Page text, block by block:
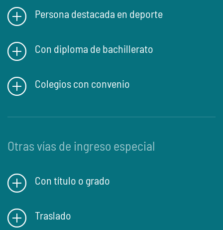
Persona destacada en deporte
Con diploma de bachillerato
Colegios con convenio
Otras vías de ingreso especial
Con título o grado
Traslado